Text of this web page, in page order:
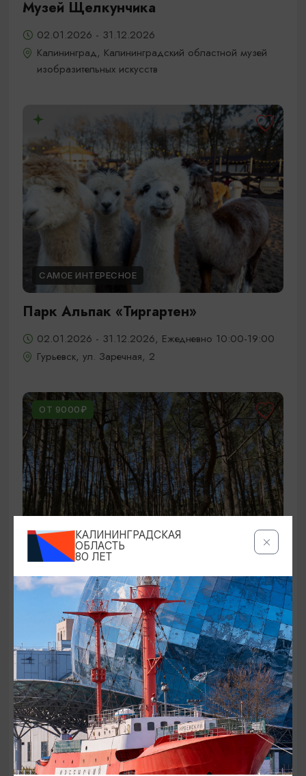
Музей Щелкунчика
02.01.2026 - 31.12.2026
Калининград, Калининградский областной музей
изобразительных искусств
САМОЕ ИНТЕРЕСНОЕ
Парк Альпак «Тиргартен»
02.01.2026 - 31.12.2026, Ежедневно 10:00-19:00
Гурьевск, ул. Заречная, 2
ОТ 9000₽
ЭКСКУРСИИ УЧРЕЖДЕНИЙ КУЛЬТУРЫ
Аудиоспектакль «Истории Куршской
косы»
01.02.2026 - 31.12.2026, 13:00
Куршская коса
ОТ 2500₽
КАЛИНИНГРАДСКАЯ
ОБЛАСТЬ
80 ЛЕТ